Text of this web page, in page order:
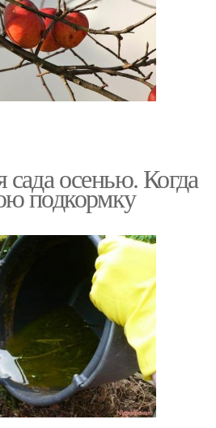
сада осенью. Когда
подкормку